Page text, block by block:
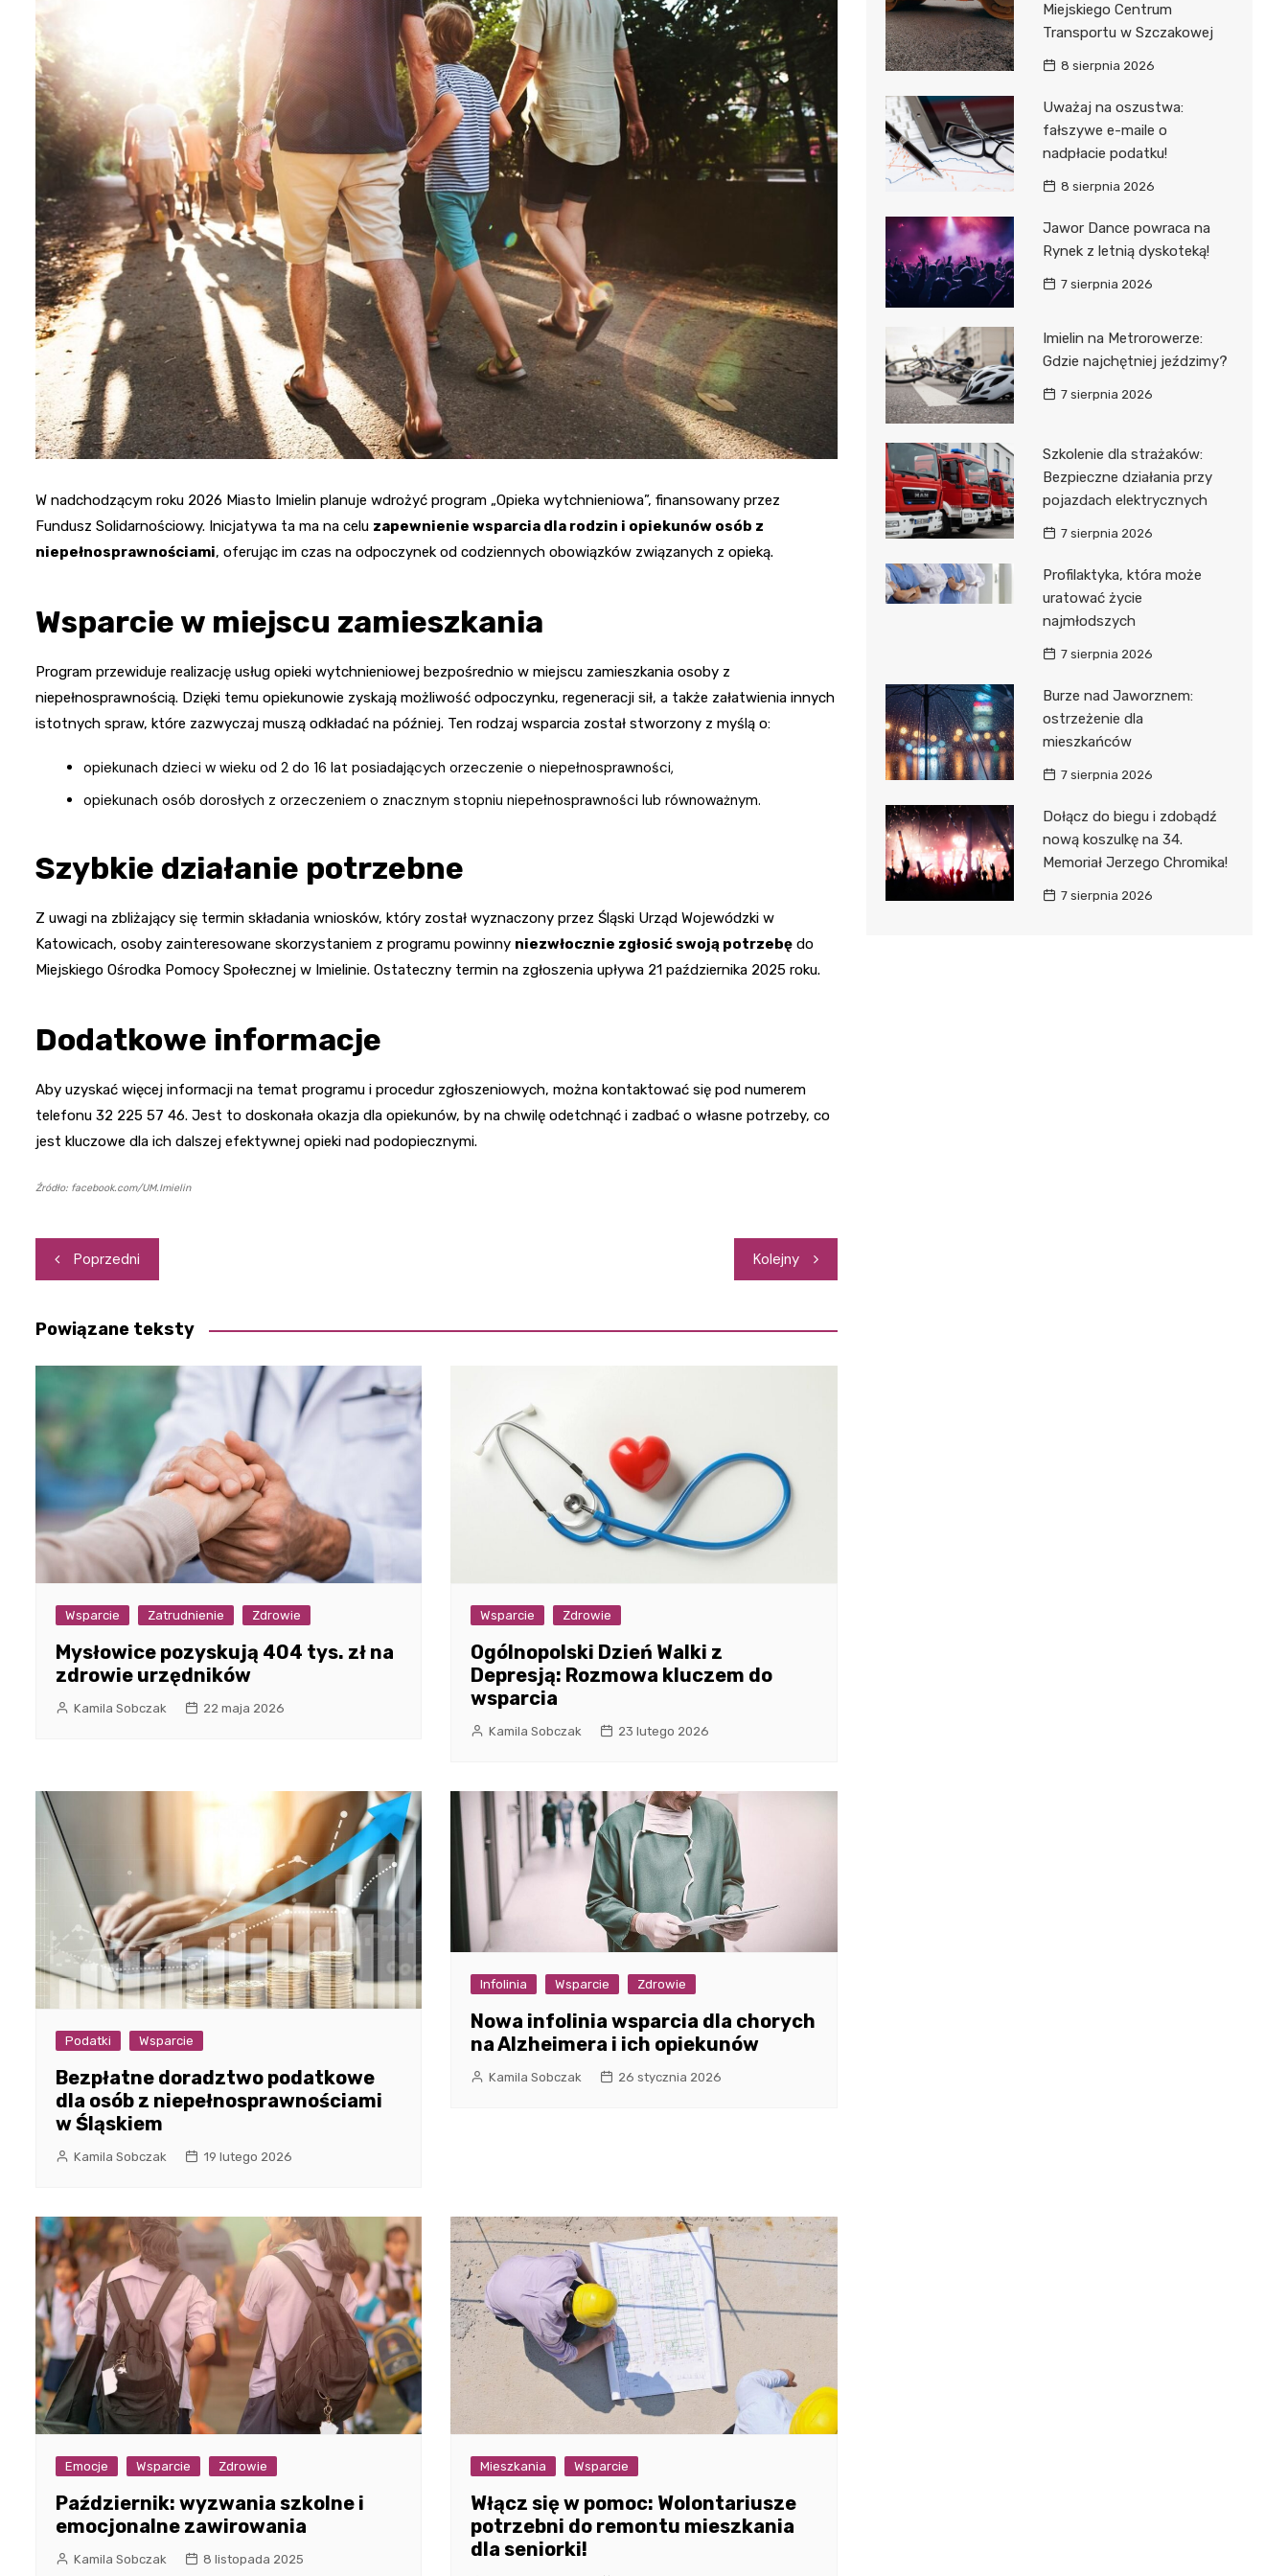
Kościół Najświętszego
Serca Pana Jezusa
Kaplica św. Jana
Chrzciciela
Promenada nad Przemszą
robotnicze Nikiszowiec w
Katowicach
W nadchodzącym roku 2026 Miasto Imielin planuje wdrożyć program „Opieka wytchnieniowa”, finansowany przez
Fundusz Solidarnościowy. Inicjatywa ta ma na celu zapewnienie wsparcia dla rodzin i opiekunów osób z
niepełnosprawnościami, oferując im czas na odpoczynek od codziennych obowiązków związanych z opieką.
Wsparcie w miejscu zamieszkania
Program przewiduje realizację usług opieki wytchnieniowej bezpośrednio w miejscu zamieszkania osoby z
niepełnosprawnością. Dzięki temu opiekunowie zyskają możliwość odpoczynku, regeneracji sił, a także załatwienia innych
istotnych spraw, które zazwyczaj muszą odkładać na później. Ten rodzaj wsparcia został stworzony z myślą o:
opiekunach dzieci w wieku od 2 do 16 lat posiadających orzeczenie o niepełnosprawności,
opiekunach osób dorosłych z orzeczeniem o znacznym stopniu niepełnosprawności lub równoważnym.
Szybkie działanie potrzebne
Z uwagi na zbliżający się termin składania wniosków, który został wyznaczony przez Śląski Urząd Wojewódzki w
Katowicach, osoby zainteresowane skorzystaniem z programu powinny niezwłocznie zgłosić swoją potrzebę do
Miejskiego Ośrodka Pomocy Społecznej w Imielinie. Ostateczny termin na zgłoszenia upływa 21 października 2025 roku.
Dodatkowe informacje
Aby uzyskać więcej informacji na temat programu i procedur zgłoszeniowych, można kontaktować się pod numerem
telefonu 32 225 57 46. Jest to doskonała okazja dla opiekunów, by na chwilę odetchnąć i zadbać o własne potrzeby, co
jest kluczowe dla ich dalszej efektywnej opieki nad podopiecznymi.
Źródło: facebook.com/UM.Imielin
Nawigacja
wpisu
Poprzedni Kolejny
Powiązane teksty
Wsparcie Zatrudnienie Zdrowie
Mysłowice pozyskują 404 tys. zł na
zdrowie urzędników
Kamila Sobczak 22 maja 2026
Wsparcie Zdrowie
Ogólnopolski Dzień Walki z
Depresją: Rozmowa kluczem do
wsparcia
Kamila Sobczak 23 lutego 2026
Podatki Wsparcie
Bezpłatne doradztwo podatkowe
dla osób z niepełnosprawnościami
w Śląskiem
Kamila Sobczak 19 lutego 2026
Infolinia Wsparcie Zdrowie
Nowa infolinia wsparcia dla chorych
na Alzheimera i ich opiekunów
Kamila Sobczak 26 stycznia 2026
Emocje Wsparcie Zdrowie
Październik: wyzwania szkolne i
emocjonalne zawirowania
Kamila Sobczak 8 listopada 2025
Mieszkania Wsparcie
Włącz się w pomoc: Wolontariusze
potrzebni do remontu mieszkania
dla seniorki!
Miejskiego Centrum
Transportu w Szczakowej
8 sierpnia 2026
Uważaj na oszustwa:
fałszywe e-maile o
nadpłacie podatku!
8 sierpnia 2026
Jawor Dance powraca na
Rynek z letnią dyskoteką!
7 sierpnia 2026
Imielin na Metrorowerze:
Gdzie najchętniej jeździmy?
7 sierpnia 2026
Szkolenie dla strażaków:
Bezpieczne działania przy
pojazdach elektrycznych
7 sierpnia 2026
Profilaktyka, która może
uratować życie
najmłodszych
7 sierpnia 2026
Burze nad Jaworznem:
ostrzeżenie dla
mieszkańców
7 sierpnia 2026
Dołącz do biegu i zdobądź
nową koszulkę na 34.
Memoriał Jerzego Chromika!
7 sierpnia 2026